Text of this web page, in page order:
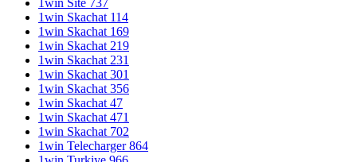
1win Site 737
1win Skachat 114
1win Skachat 169
1win Skachat 219
1win Skachat 231
1win Skachat 301
1win Skachat 356
1win Skachat 47
1win Skachat 471
1win Skachat 702
1win Telecharger 864